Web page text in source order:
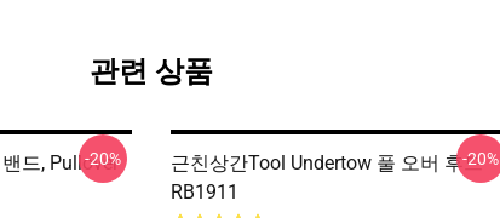
관련 상품
드, Pullover
-20%
근친상간tool Undertow 풀 오버 후드
RB1911
-20%